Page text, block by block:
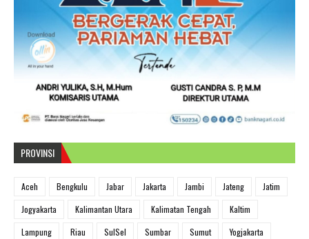
PROVINSI
Aceh Bengkulu Jabar Jakarta Jambi Jateng
Jatim
Jogyakarta
Kalimantan Utara Kalimatan Tengah
Kaltim
Lampung
Riau SulSel Sumbar Sumut
Yogjakarta